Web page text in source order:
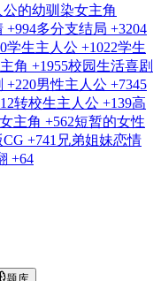
公的幼驯染女主角
+994多分支结局 +3204
学生主人公 +1022学生
角 +1955校园生活喜剧
+220男性主人公 +7345
转校生主人公 +139高
主角 +562短暂的女性
CG +741 兄弟姐妹恋情
+64